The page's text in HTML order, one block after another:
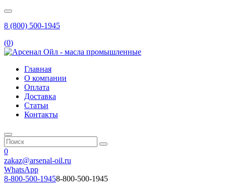
8 (800) 500-1945
(0)
Главная
О компании
Оплата
Доставка
Статьи
Контакты
0
zakaz@arsenal-oil.ru
WhatsApp
8-800-500-19458-800-500-1945